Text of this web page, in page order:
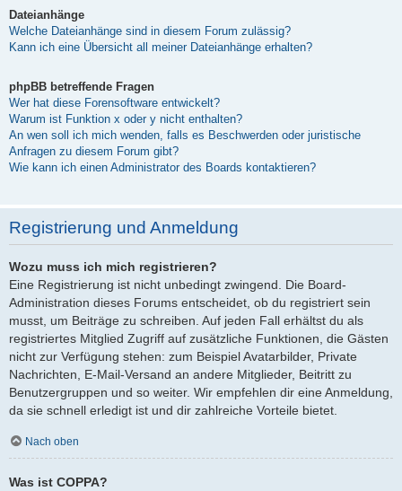
Dateianhänge
Welche Dateianhänge sind in diesem Forum zulässig?
Kann ich eine Übersicht all meiner Dateianhänge erhalten?
phpBB betreffende Fragen
Wer hat diese Forensoftware entwickelt?
Warum ist Funktion x oder y nicht enthalten?
An wen soll ich mich wenden, falls es Beschwerden oder juristische
Anfragen zu diesem Forum gibt?
Wie kann ich einen Administrator des Boards kontaktieren?
Registrierung und Anmeldung
Wozu muss ich mich registrieren?
Eine Registrierung ist nicht unbedingt zwingend. Die Board-
Administration dieses Forums entscheidet, ob du registriert sein
musst, um Beiträge zu schreiben. Auf jeden Fall erhältst du als
registriertes Mitglied Zugriff auf zusätzliche Funktionen, die Gästen
nicht zur Verfügung stehen: zum Beispiel Avatarbilder, Private
Nachrichten, E-Mail-Versand an andere Mitglieder, Beitritt zu
Benutzergruppen und so weiter. Wir empfehlen dir eine Anmeldung,
da sie schnell erledigt ist und dir zahlreiche Vorteile bietet.
Nach oben
Was ist COPPA?